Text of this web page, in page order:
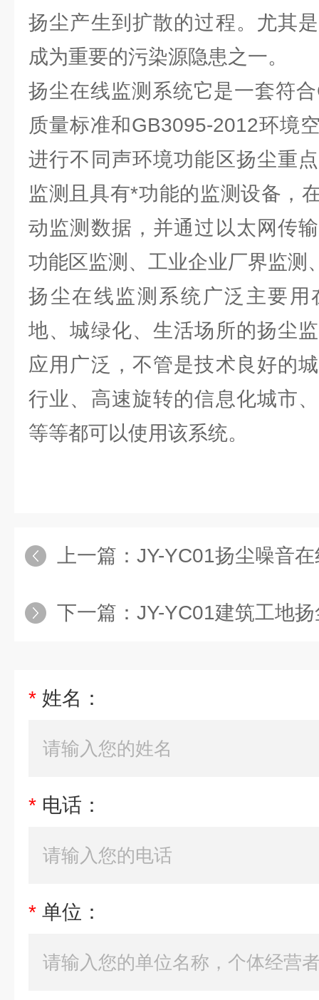
扬尘产生到扩散的过程。尤其
成为重要的污染源隐患之一。
扬尘在线监测系统它是一套符
质量标准和GB3095-2012环境
进行不同声环境功能区扬尘重
监测且具有*功能的监测设备，
动监测数据，并通过以太网传
功能区监测、工业企业厂界监测
扬尘在线监测系统广泛主要用
地、城绿化、生活场所的扬尘
应用广泛，不管是技术良好的
行业、高速旋转的信息化城市
等等都可以使用该系统。
上一篇： JY-YC01扬尘噪音
下一篇： JY-YC01建筑工地
* 姓名：
* 电话：
* 单位：